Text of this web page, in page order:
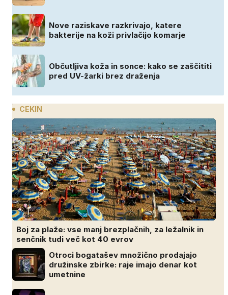
Nove raziskave razkrivajo, katere
bakterije na koži privlačijo komarje
Občutljiva koža in sonce: kako se zaščititi
pred UV-žarki brez draženja
CEKIN
Boj za plaže: vse manj brezplačnih, za ležalnik in
senčnik tudi več kot 40 evrov
Otroci bogatašev množično prodajajo
družinske zbirke: raje imajo denar kot
umetnine